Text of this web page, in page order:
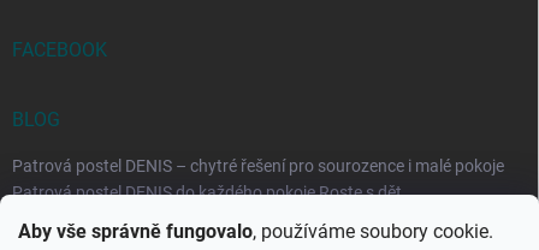
Aby vše správně fungovalo, používáme soubory cookie.
FACEBOOK
BLOG
Patrová postel DENIS – chytré řešení pro sourozence i malé pokoje
Patrová postel DENIS do každého pokoje Roste s dět...
Rozkládací postele RELAX – ideální řešení pro malé prostory i